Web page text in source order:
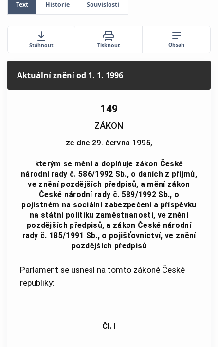
Text Historie Souvislosti
Stáhnout Tisknout Obsah
Aktuální zněníod 1. 1. 1996
149
ZÁKON
ze dne 29. června 1995,
kterým se mění a doplňuje zákon České
národní rady č. 586/1992 Sb., o daních z příjmů,
ve znění pozdějších předpisů, a mění zákon
České národní rady č. 589/1992 Sb., o
pojistném na sociální zabezpečení a příspěvku
na státní politiku zaměstnanosti, ve znění
pozdějších předpisů, a zákon České národní
rady č. 185/1991 Sb., o pojišťovnictví, ve znění
pozdějších předpisů
Parlament se usnesl na tomto zákoně České
republiky:
Čl. I